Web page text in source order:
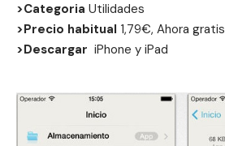
>Categoria Utilidades
>Precio habitual 1,79€, Ahora gratis
>Descargar iPhone y iPad